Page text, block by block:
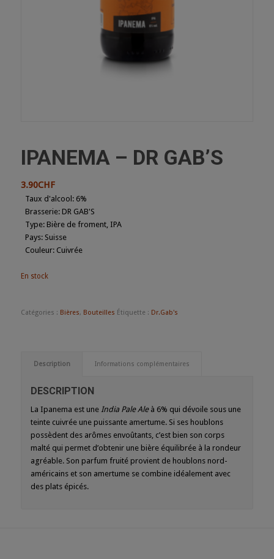
IPANEMA – DR GAB’S
3.90CHF
Taux d'alcool : 6%
Brasserie: DR GAB'S
Type: Bière de froment, IPA
Pays: Suisse
Couleur: Cuivrée
En stock
Catégories : Bières, Bouteilles Étiquette : Dr.Gab's
Description Informations complémentaires
DESCRIPTION
La Ipanema est une India Pale Aleà 6% qui dévoile sous une
teinte cuivrée une puissante amertume. Si ses houblons
possèdent des arômes envoûtants, c’est bien son corps
malté qui permet d’obtenir une bière équilibrée à la rondeur
agréable. Son parfum fruité provient de houblons nord-
américains et son amertume se combine idéalement avec
des plats épicés.